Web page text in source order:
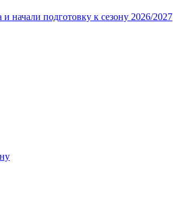
начали подготовку к сезону 2026/2027